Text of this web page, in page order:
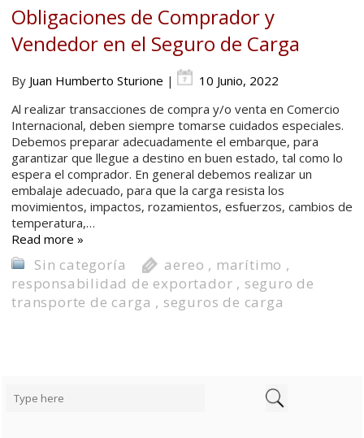
Obligaciones de Comprador y
Vendedor en el Seguro de Carga
By Juan Humberto Sturione |
10 Junio, 2022
Al realizar transacciones de compra y/o venta en Comercio
Internacional, deben siempre tomarse cuidados especiales.
Debemos preparar adecuadamente el embarque, para
garantizar que llegue a destino en buen estado, tal como lo
espera el comprador. En general debemos realizar un
embalaje adecuado, para que la carga resista los
movimientos, impactos, rozamientos, esfuerzos, cambios de
temperatura,…
Read more »
Sin categoría aereo , marítimo ,
responsabilidad de exportador , seguro de
transporte de carga , seguros de carga